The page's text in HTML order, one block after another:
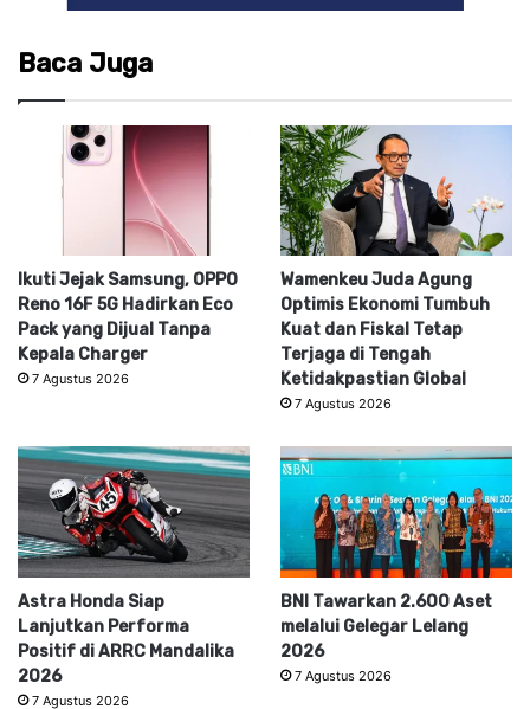
Baca Juga
Ikuti Jejak Samsung, OPPO
Reno 16F 5G Hadirkan Eco
Pack yang Dijual Tanpa
Kepala Charger
7 Agustus 2026
Wamenkeu Juda Agung
Optimis Ekonomi Tumbuh
Kuat dan Fiskal Tetap
Terjaga di Tengah
Ketidakpastian Global
7 Agustus 2026
Astra Honda Siap
Lanjutkan Performa
Positif di ARRC Mandalika
2026
7 Agustus 2026
BNI Tawarkan 2.600 Aset
melalui Gelegar Lelang
2026
7 Agustus 2026